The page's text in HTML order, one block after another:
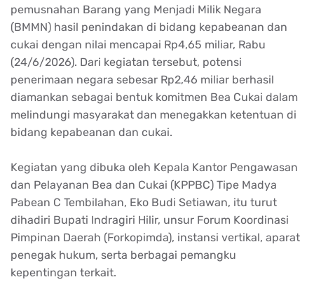
pemusnahan Barang yang Menjadi Milik Negara
(BMMN) hasil penindakan di bidang kepabeanan dan
cukai dengan nilai mencapai Rp4,65 miliar, Rabu
(24/6/2026). Dari kegiatan tersebut, potensi
penerimaan negara sebesar Rp2,46 miliar berhasil
diamankan sebagai bentuk komitmen Bea Cukai dalam
melindungi masyarakat dan menegakkan ketentuan di
bidang kepabeanan dan cukai.
Kegiatan yang dibuka oleh Kepala Kantor Pengawasan
dan Pelayanan Bea dan Cukai (KPPBC) Tipe Madya
Pabean C Tembilahan, Eko Budi Setiawan, itu turut
dihadiri Bupati Indragiri Hilir, unsur Forum Koordinasi
Pimpinan Daerah (Forkopimda), instansi vertikal, aparat
penegak hukum, serta berbagai pemangku
kepentingan terkait.